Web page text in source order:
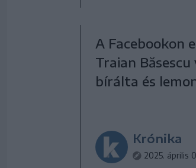
A Facebookon
Traian
bírálta és
Krónika
2025. április